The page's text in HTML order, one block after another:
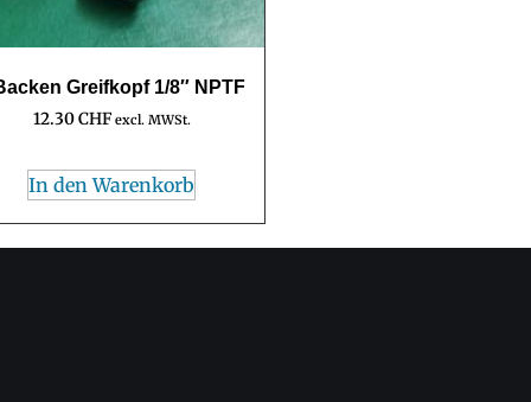
Greifkopf 1/8″ NPTF
12.30CHF excl. MWSt.
In den Warenkorb